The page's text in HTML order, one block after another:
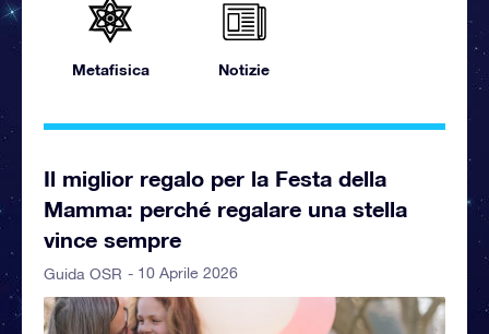
Metafisica Notizie
Il miglior regalo per la Festa della
Mamma: perché regalare una stella
vince sempre
Guida OSR - 10 Aprile 2026